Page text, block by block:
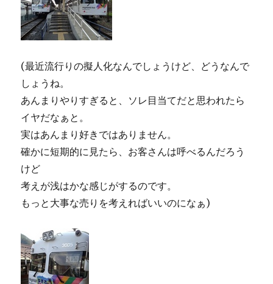
(最近流行りの擬人化なんでしょうけど、どうなんで
しょうね。
あんまりやりすぎると、ソレ目当てだと思われたら
イヤだなぁと。
実はあんまり好きではありません。
確かに短期的に見たら、お客さんは呼べるんだろう
けど
考えが浅はかな感じがするのです。
もっと大事な売りを考えればいいのになぁ)